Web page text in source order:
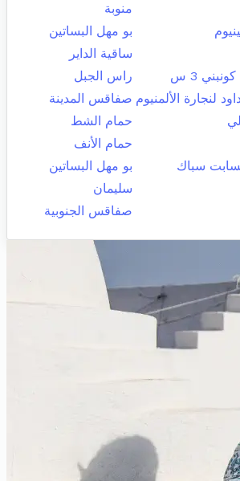
منوبة
بو مهل البساتين
ساقية الداير
3 س
راس الجبل
لنجارة الألمنيوم صفاقس المدينة
حمام الشط
حمام الأنف
سباك
بو مهل البساتين
سليمان
صفاقس الجنوبية